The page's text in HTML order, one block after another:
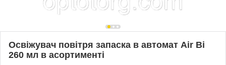
Освіжувач повітря запаска в автомат Air Bi
260 мл в асортименті